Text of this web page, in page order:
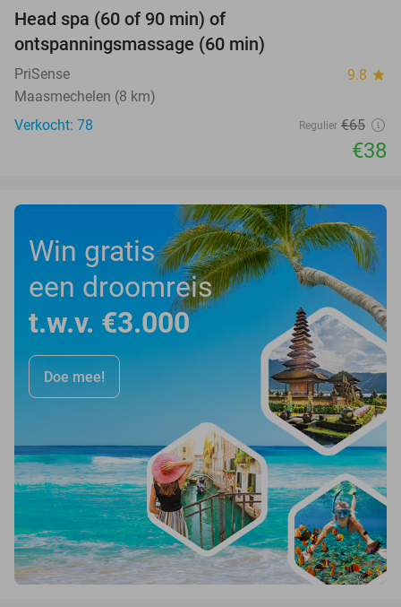
Head spa (60 of 90 min) of
ontspanningsmassage (60 min)
PriSense 9.8 star
Maasmechelen (8 km)
Verkocht: 78
Regulier €65
€38
Win gratis
een droomreis
t.w.v. €3.000
Doe mee!